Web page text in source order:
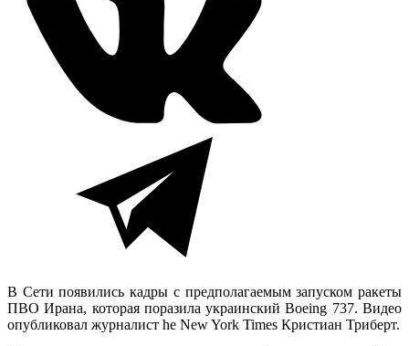
В Сети появились кадры с предполагаемым запуском ракеты
ПВО Ирана, которая поразила украинский Boeing 737. Видео
опубликовал журналист he New York Times Кристиан Триберт.